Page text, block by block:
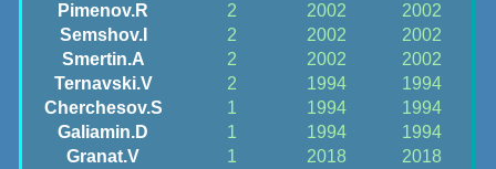
Pimenov.R
2 2002
2002
Semshov.I
2 2002
2002
Smertin.A
2 2002
2002
Ternavski.V
2 1994
1994
Cherchesov.S
1 1994
1994
Galiamin.D
1 1994
1994
Granat.V
1 2018
2018